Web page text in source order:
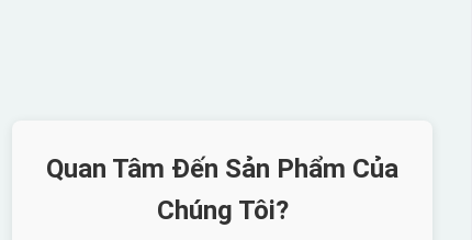
Quan Tâm Đến Sản Phẩm Của
Chúng Tôi?